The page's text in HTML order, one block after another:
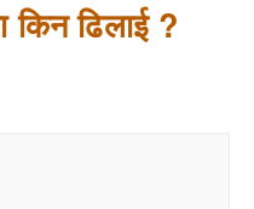
किन ढिलाई ?